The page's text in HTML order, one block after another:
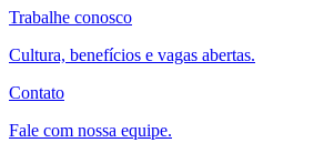
Trabalhe conosco
Cultura, benefícios e vagas abertas.
Contato
Fale com nossa equipe.